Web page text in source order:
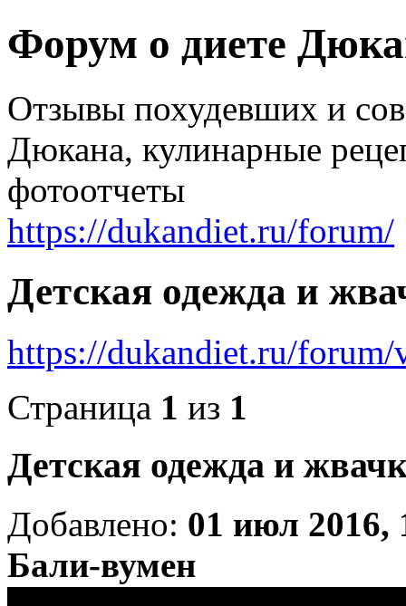
Форум о диете
Отзывы похудевших и
Дюкана, кулинарные
фотоотчеты
https://dukandiet.ru/forum/
Детская одежда и
https://dukandiet.ru/
Страница 1 из 1
Детская одежда и
Добавлено: 01 июл 2016,
Бали-вумен